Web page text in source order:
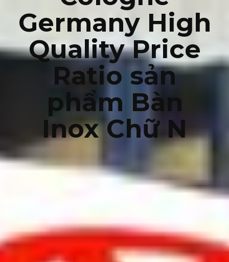
Germany High
Quality Price
Ratio sản
phẩm Bàn
Inox Chữ N